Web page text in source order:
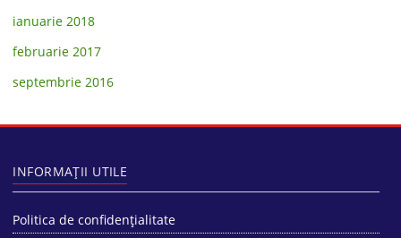
ianuarie 2018
februarie 2017
septembrie 2016
INFORMAȚII UTILE
Politica de confidențialitate